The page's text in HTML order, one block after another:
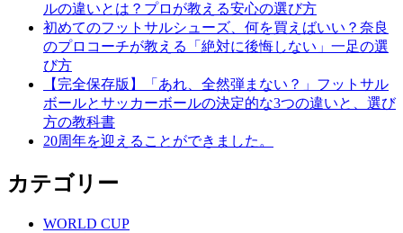
ルの違いとは？プロが教える安心の選び方
初めてのフットサルシューズ、何を買えばいい？奈良
のプロコーチが教える「絶対に後悔しない」一足の選
び方
【完全保存版】「あれ、全然弾まない？」フットサル
ボールとサッカーボールの決定的な3つの違いと、選び
方の教科書
20周年を迎えることができました。
カテゴリー
WORLD CUP